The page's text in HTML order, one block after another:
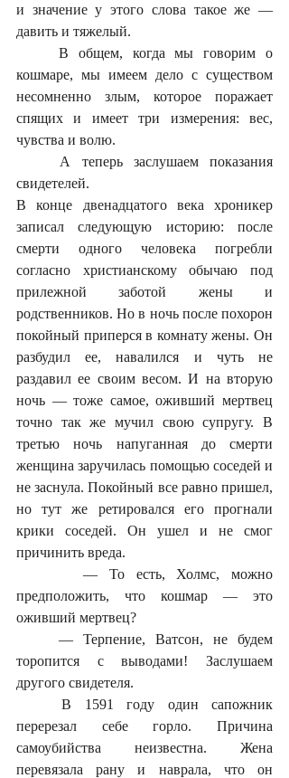
и значение у этого слова такое же —
давить и тяжелый.
кошмаре, мы имеем дело с существом
несомненно злым, которое поражает
спящих и имеет три измерения: вес,
чувства и волю.
свидетелей.
В конце двенадцатого века хроникер
записал следующую историю: после
смерти одного человека погребли
согласно христианскому обычаю под
прилежной заботой жены и
родственников. Но в ночь после похорон
покойный приперся в комнату жены. Он
разбудил ее, навалился и чуть не
раздавил ее своим весом. И на вторую
ночь — тоже самое, оживший мертвец
точно так же мучил свою супругу. В
третью ночь напуганная до смерти
женщина заручилась помощью соседей и
не заснула. Покойный все равно пришел,
но тут же ретировался его прогнали
крики соседей. Он ушел и не смог
причинить вреда.
предположить, что кошмар — это
оживший мертвец?
торопится с выводами! Заслушаем
другого свидетеля.
	В 1591 году один сапожник
перерезал себе горло. Причина
самоубийства неизвестна. Жена
перевязала рану и наврала, что он